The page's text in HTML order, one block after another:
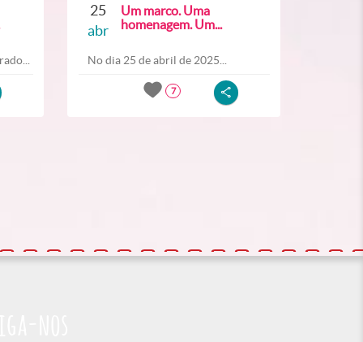
25
abr
Um marco. Uma
homenagem. Um...
No dia 25 de abril de 2025...
7